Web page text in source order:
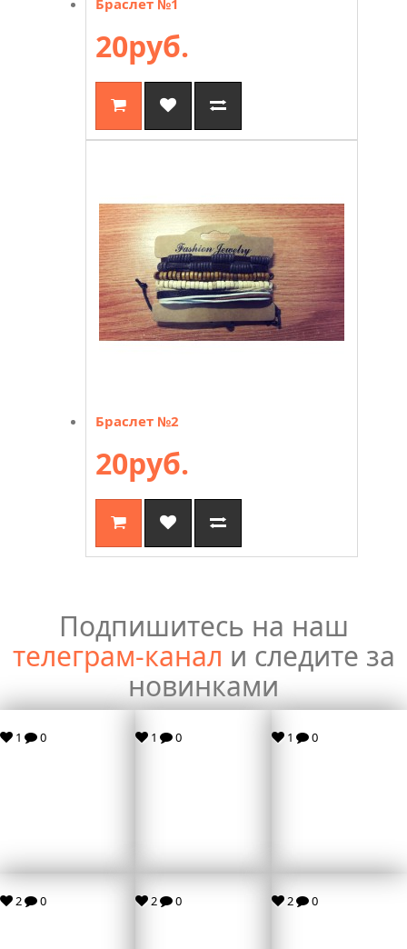
Браслет №1
20руб.
Браслет №2
20руб.
Подпишитесь на наш
телеграм-канал и следите за
новинками
1 0 1 0 1 0
2 0 2 0 2 0